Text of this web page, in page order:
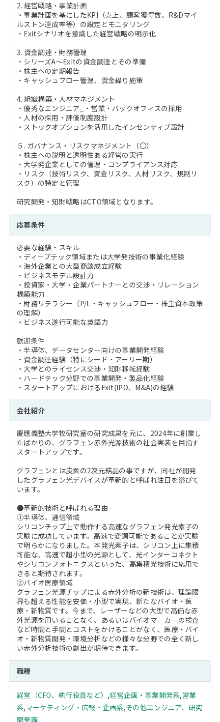
2. 経営戦略・事業計画
・事業計画を基にしたKPI（売上、顧客獲得数、R&Dマイ
ルストン達成率等）の設定とモニタリング
・Exitシナリオを意識した経営戦略の明示化
3. 資金調達・財務管理
・シリーズA～Exitの資金調達とその準備
・株主への定期報告
・キャッシュフロー管理、資金繰り施策
4. 組織構築・人材マネジメント
・優秀なエンジニア_・営業・バックオフィスの採用
・人材の採用・評価制度設計
・ストックオプションを活用したインセンティブ設計
５. ガバナンス・リスクマネジメント（〇）
・株主への説明と透明性ある経営の実行
・大学発企業としての倫理・コンプライアンス対応
・リスク（技術リスク、資金リスク、人材リスク、規制リ
スク）の特定と管理
研究開発・知財戦略はCTO領域となります。
応募条件
必要な経験・スキル
・ディープテック領域または大学発技術の事業化経験
・海外企業との大型商談成立経験
・ビジネスモデル設計力
・投資家・大学・企業パートナーとの交渉・リレーション
構築能力
・財務リテラシー（P/L・キャッシュフロー・株主資本政策
の理解）
・ビジネス遂行可能な英語力
歓迎条件
・半導体、データセンター向けの事業開発経験
・資金調達経験（特にシード・アーリー期）
・大学とのライセンス交渉・知財移転経験
・ハードテック分野での事業開発・製品化経験
・スタートアップにおけるExit(IPO、M&A)の経験
会社紹介
慶應義塾大学牧研究室の研究成果を元に、2024年に創業し
たばかりの、グラフェン赤外光源技術の社会実装を目指す
スタートアップです。
グラフェンとは炭素の2次元結晶の事ですが、同社が開発
したグラフェン光デバイスが革新的と呼ばれ注目を浴びて
います。
●革新的技術と呼ばれる理由
①半導体、通信領域
シリコンチップ上で動作する高速なグラフェン発光素子の
実験に成功しています。高速で変調可能であることが実験
で明らかになりました。本発光素子は、シリコン上に集積
可能な、高速で超小型の光源として、光インターコネクト
やシリコンフォトニクスといった、高集積光技術に応用で
きると期待されます。
②バイオ医療領域
グラフェン光源チップによる赤外分析の新技術は、理論限
界も超える性能を安価・小型で実現、新たなバイオ・医
療・新物質です。今まで、レーザーなどの大型で高価な赤
外光源を用いることなく、あるいはバイオマ―カーの検査
など時間と手間とコストをかけることがなく、医療・バイ
オ・新物質開発・環境分析などの様々な分野での全く新し
い赤外分析技術の創出が期待できます。
職種
経営（CFO、執行役員など） ,経営企画・事業開発系,営業
系,マーケティング・広報・企画系,その他エンジニア、研究
開発職